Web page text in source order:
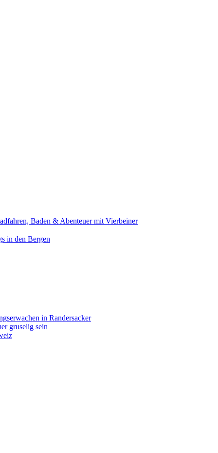
Baden & Abenteuer mit Vierbeiner
in den Bergen
in Randersacker
gruselig sein